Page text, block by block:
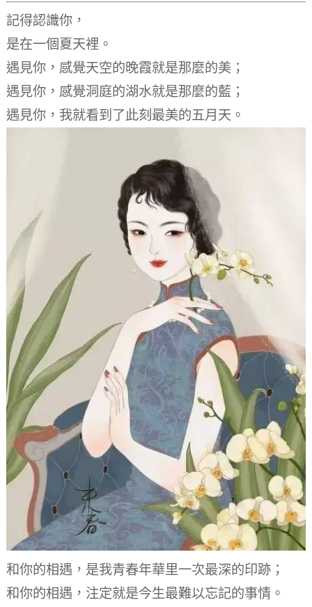
記得認識你，
是在一個夏天裡。
遇見你， 感覺天空的晚霞就是那麼的美；
遇見你， 感覺洞庭的湖水就是那麼的藍；
遇見你， 我就看到了此刻最美的五月天。
和你的相遇， 是我青春年華里一次最深的印跡；
和你的相遇， 注定就是今生最難以忘記的事情。